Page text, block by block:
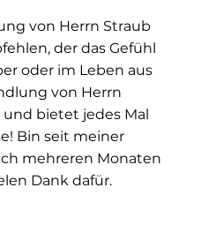
von Herrn Straub
der das Gefühl
oder im Leben aus
von Herrn
und bietet jedes Mal
Bin seit meiner
mehreren Monaten
Dank dafür.